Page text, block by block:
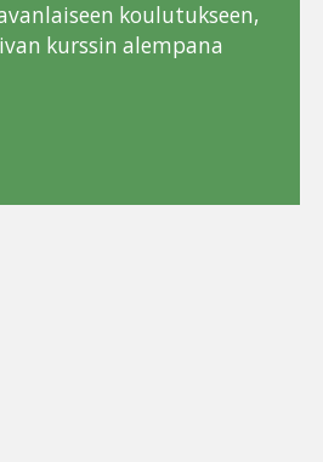
koulutukseen,
kurssin alempana